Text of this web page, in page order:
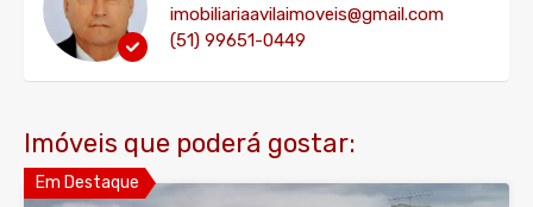
imobiliariaavilaimoveis@gmail.com
(51) 99651-0449
Imóveis que poderá gostar:
Em Destaque